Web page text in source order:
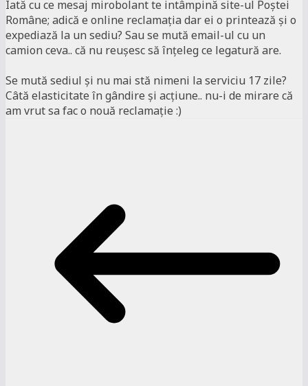
Iată cu ce mesaj mirobolant te intâmpină site-ul Poştei
Române; adică e online reclamaţia dar ei o printează şi o
expediază la un sediu? Sau se mută email-ul cu un
camion ceva.. că nu reuşesc să înţeleg ce legatură are.
Se mută sediul şi nu mai stă nimeni la serviciu 17 zile?
Câtă elasticitate în gândire şi acţiune.. nu-i de mirare că
am vrut sa fac o nouă reclamaţie :)